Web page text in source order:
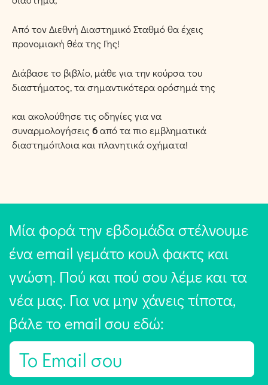
Από τον Διεθνή Διαστημικό Σταθμό θα έχεις
προνομιακή θέα της Γης!
Διάβασε το βιβλίο, μάθε για την κούρσα του
διαστήματος, τα σημαντικότερα ορόσημά της
και ακολούθησε τις οδηγίες για να
συναρμολογήσεις 6από τα πιο εμβληματικά
διαστημόπλοια και πλανητικά οχήματα!
Μία φορά την εβδομάδα στέλνουμε
ένα email γεμάτο κουλ φακτς και
γνώση. Πού και πού σου λέμε και τα
νέα μας. Για να μην χάνεις τίποτα,
βάλε το email σου εδώ:
E